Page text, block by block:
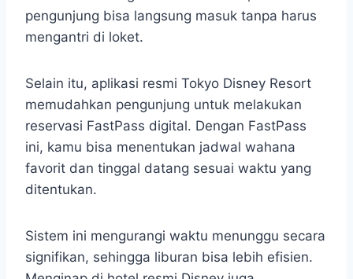
pengunjung bisa langsung masuk tanpa harus
mengantri di loket.
Selain itu, aplikasi resmi Tokyo Disney Resort
memudahkan pengunjung untuk melakukan
reservasi FastPass digital. Dengan FastPass
ini, kamu bisa menentukan jadwal wahana
favorit dan tinggal datang sesuai waktu yang
ditentukan.
Sistem ini mengurangi waktu menunggu secara
signifikan, sehingga liburan bisa lebih efisien.